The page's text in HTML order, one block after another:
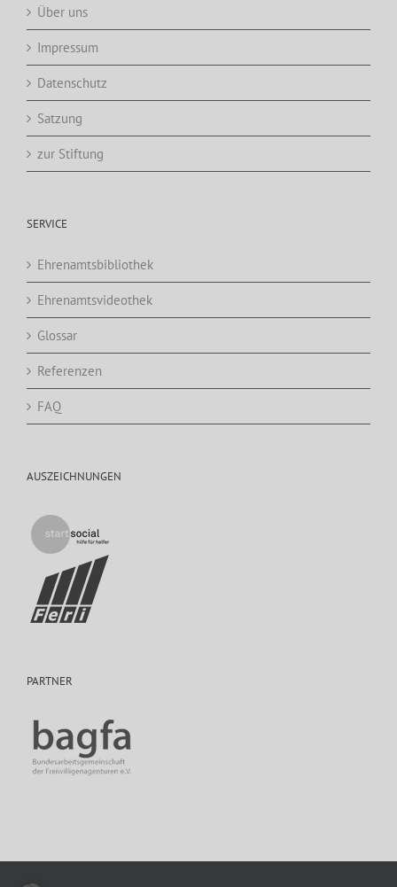
Über uns
Impressum
Datenschutz
Satzung
zur Stiftung
SERVICE
Ehrenamtsbibliothek
Ehrenamtsvideothek
Glossar
Referenzen
FAQ
AUSZEICHNUNGEN
PARTNER